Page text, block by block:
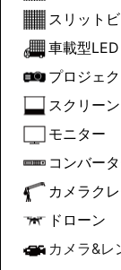
スリット
車載型LED
プロジェ
スクリーン
モニター
コンバー
カメラク
ドローン
カメラ&レ